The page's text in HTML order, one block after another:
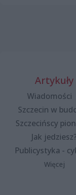
Artykuły
Wiadomości
Szczecin w
Szczecińscy
Jak
Publicystyka -
Więcej